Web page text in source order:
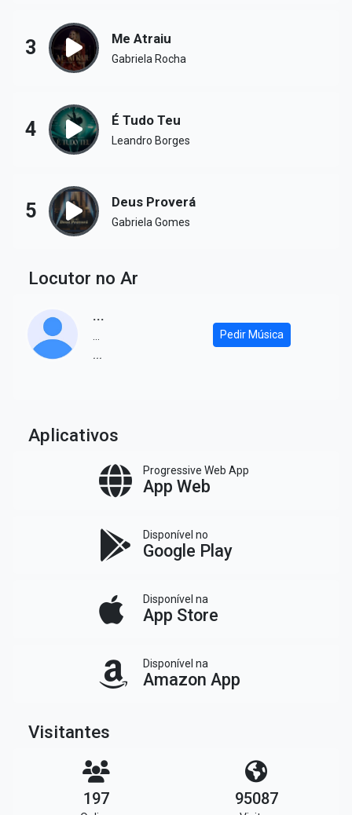
3 Me Atraiu
Gabriela Rocha
4 É Tudo Teu
Leandro Borges
5 Deus Proverá
Gabriela Gomes
Locutor no Ar
...
...
...
Pedir Música
Aplicativos
Progressive Web App
App Web
Disponível no
Google Play
Disponível na
App Store
Disponível na
Amazon App
Visitantes
197 95087